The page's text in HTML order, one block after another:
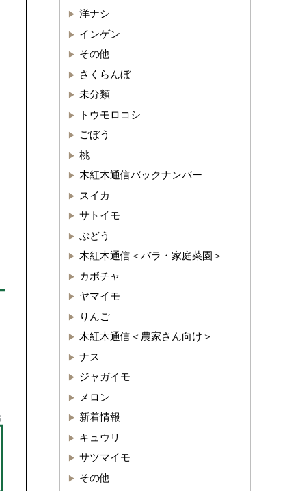
洋ナシ
インゲン
その他
さくらんぼ
未分類
トウモロコシ
ごぼう
桃
木紅木通信バックナンバー
スイカ
サトイモ
ぶどう
木紅木通信＜バラ・家庭菜園＞
カボチャ
ヤマイモ
りんご
木紅木通信＜農家さん向け＞
ナス
ジャガイモ
メロン
新着情報
キュウリ
サツマイモ
その他